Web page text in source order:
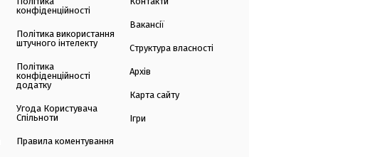
конфіденційності
Політика використання
штучного інтелекту
Політика
конфіденційності
додатку
Угода Користувача
Спільноти
Правила коментування
Вакансії
Структура власності
Архів
Карта сайту
Ігри